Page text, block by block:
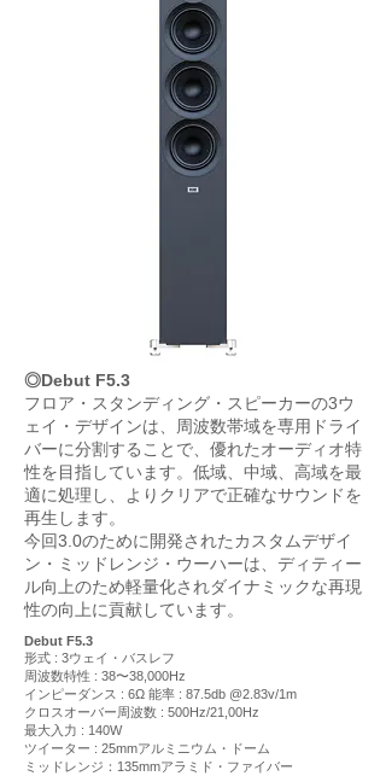
◎Debut F5.3
フロア・スタンディング・スピーカーの3ウ
ェイ・デザインは、周波数帯域を専用ドライ
バーに分割することで、優れたオーディオ特
性を目指しています。低域、中域、高域を最
適に処理し、よりクリアで正確なサウンドを
再生します。
今回3.0のために開発されたカスタムデザイ
ン・ミッドレンジ・ウーハーは、ディティー
ル向上のため軽量化されダイナミックな再現
性の向上に貢献しています。
Debut F5.3
形式 : 3ウェイ・バスレフ
周波数特性 : 38〜38,000Hz
インピーダンス : 6Ω 能率 : 87.5db @2.83v/1m
クロスオーバー周波数 : 500Hz/21,00Hz
最大入力 : 140W
ツイーター : 25mmアルミニウム・ドーム
ミッドレンジ：135mmアラミド・ファイバー